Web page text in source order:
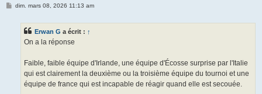
Mdim. mars 08, 2026 11:13 am
Erwan G a écrit : ↑
On a la réponse
Faible, faible équipe d'Irlande, une équipe d'Écosse surprise par l'Italie
qui est clairement la deuxième ou la troisième équipe du tournoi et une
équipe de france qui est incapable de réagir quand elle est secouée.